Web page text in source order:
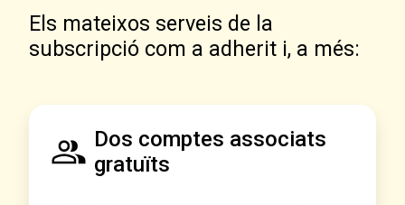
Els mateixos serveis de la
subscripció com a adherit i, a més:
Dos comptes associats
gratuïts